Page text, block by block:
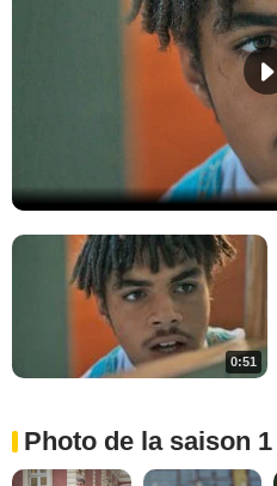
0:51
Photo de la saison 1